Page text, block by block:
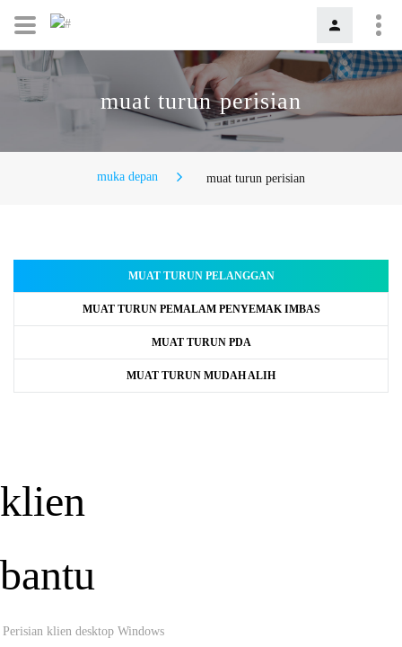
muat turun perisian
muka depan muat turun perisian
MUAT TURUN PELANGGAN
MUAT TURUN PEMALAM PENYEMAK IMBAS
MUAT TURUN PDA
MUAT TURUN MUDAH ALIH
klien
bantu
Perisian klien desktop Windows